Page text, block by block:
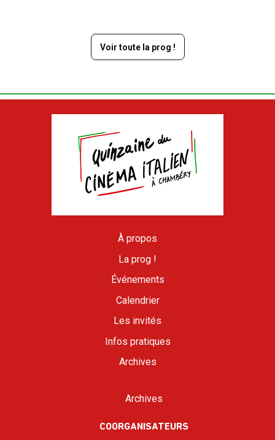
Voir toute la prog !
À propos
La prog !
Événements
Calendrier
Les invités
Infos pratiques
Archives
Archives
COORGANISATEURS